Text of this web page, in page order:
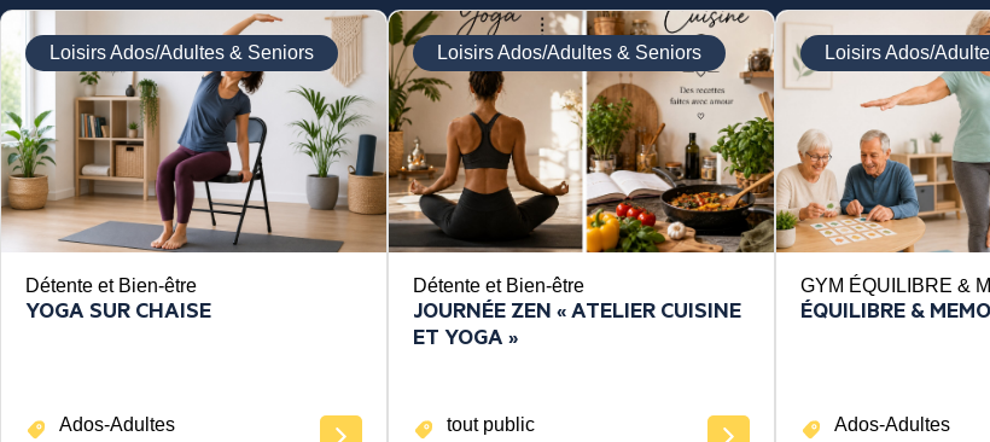
Loisirs Ados/Adultes & Seniors
Détente et Bien-être
YOGA SUR CHAISE
Ados-Adultes
Loisirs Ados/Adultes & Seniors
Détente et Bien-être
JOURNÉE ZEN « ATELIER CUISINE
ET YOGA »
tout public
Loisirs Ados/
GYM ÉQUILIBRE &
ÉQUILIBRE &
Ados-Adultes